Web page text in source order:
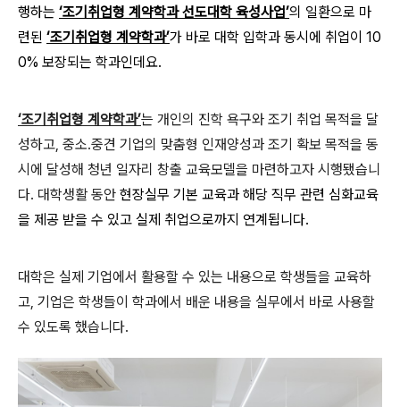
행하는 ‘조기취업형 계약학과 선도대학 육성사업’의 일환으로 마
련된 ‘조기취업형 계약학과’가 바로 대학 입학과 동시에 취업이 10
0% 보장되는 학과인데요.
‘조기취업형 계약학과’는 개인의 진학 욕구와 조기 취업 목적을 달
성하고, 중소․중견 기업의 맞춤형 인재양성과 조기 확보 목적을 동
시에 달성해 청년 일자리 창출 교육모델을 마련하고자 시행됐습니
다. 대학생활 동안 현장실무 기본 교육과 해당 직무 관련 심화교육
을 제공 받을 수 있고 실제 취업으로까지 연계됩니다.
대학은 실제 기업에서 활용할 수 있는 내용으로 학생들을 교육하
고, 기업은 학생들이 학과에서 배운 내용을 실무에서 바로 사용할
수 있도록 했습니다.